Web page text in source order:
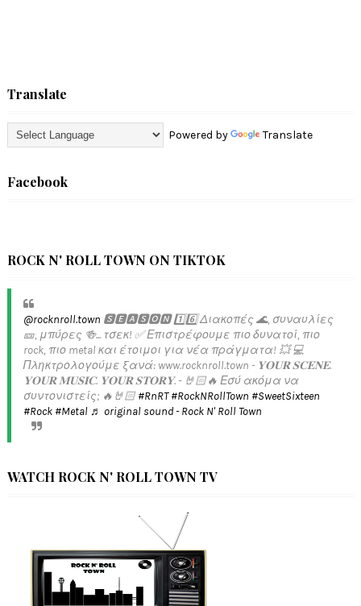
Translate
Powered by Translate
Facebook
ROCK N' ROLL TOWN ON TIKTOK
@rocknroll.town 🆂🅴🅰🆂🅾🅽 1️⃣6️⃣ Διακοπές 🌊, συναυλίες
🎫, μπύρες 🍻... τσεκ! ✅️ Επιστρέφουμε πιο δυνατοί, πιο
rock, πιο metal και έτοιμοι για νέα πράγματα! 💥 💻
Πληκτρολογούμε ξανά: www.rocknroll.town - 𝐘𝐎𝐔𝐑 𝐒𝐂𝐄𝐍𝐄.
𝐘𝐎𝐔𝐑 𝐌𝐔𝐒𝐈𝐂. 𝐘𝐎𝐔𝐑 𝐒𝐓𝐎𝐑𝐘. - 🤘🏻🔥 Εσύ ακόμα να
συντονιστείς; 🔥🤘🏻#RnRT #RockNRollTown #SweetSixteen
#Rock #Metal ♬ original sound - Rock N' Roll Town
WATCH ROCK N' ROLL TOWN TV